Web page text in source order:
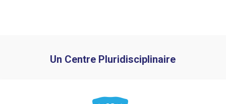
Un Centre Pluridisciplinaire